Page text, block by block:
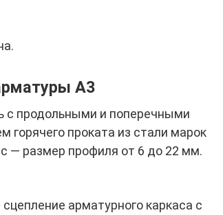
А3
с продольными и поперечными
горячего проката из стали марок
— размер профиля от 6 до 22 мм.
арматурного каркаса с